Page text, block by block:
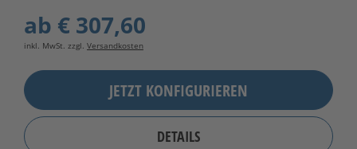
ab € 307,60
inkl. MwSt. zzgl. Versandkosten
JETZT KONFIGURIEREN
DETAILS